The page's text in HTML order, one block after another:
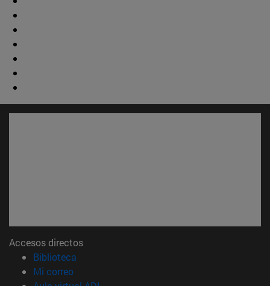
Accesos directos
Biblioteca
Mi correo(abre en nueva ventana)